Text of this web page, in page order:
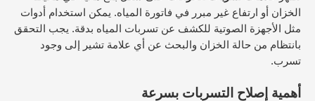
الخزان أو ارتفاع غير مبرر في فاتورة المياه. يمكن استخدام أدوات
مثل الأجهزة الصوتية للكشف عن تسربات المياه بدقة. يجب التحقق
بانتظام من حالة الخزان والبحث عن أي علامة تشير إلى وجود
تسرب.
أهمية إصلاح التسربات بسرعة